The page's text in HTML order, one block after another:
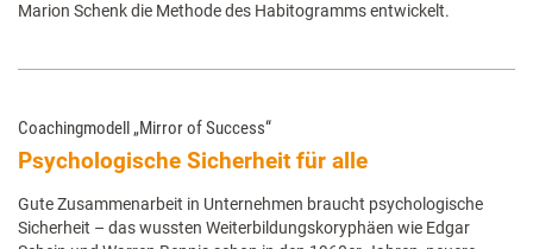
Marion Schenk die Methode des Habitogramms entwickelt.
Coachingmodell „Mirror of Success“
Psychologische Sicherheit für alle
Gute Zusammenarbeit in Unternehmen braucht psychologische
Sicherheit – das wussten Weiterbildungskoryphäen wie Edgar